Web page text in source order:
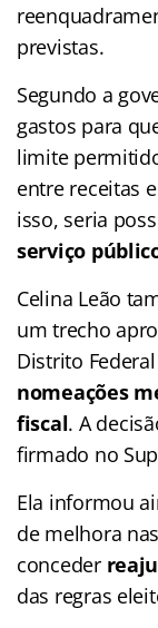
previstas.
Segundo a
gastos para
limite
entre receitas
isso, seria
serviço
Celina Leão
um trecho
Distrito
nomeações
fiscal. A
firmado no
Ela informou
de melhora
conceder
das regras